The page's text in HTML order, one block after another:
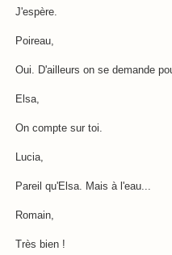
J'espère.
Poireau,
Oui. D'ailleurs on se demande
Elsa,
On compte sur toi.
Lucia,
Pareil qu'Elsa. Mais à l'eau...
Romain,
Très bien !